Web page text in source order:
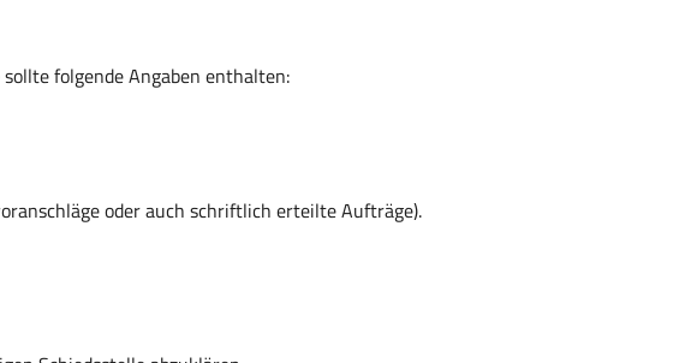
folgende Angaben enthalten:
oder auch schriftlich erteilte Aufträge).